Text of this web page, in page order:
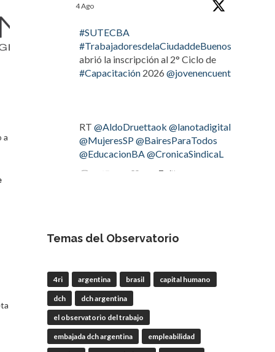
a
4 Ago
#SUTECBA
#TrabajadoresdelaCiudaddeBuenosAires
abrió la inscripción al 2° Ciclo de
#Capacitación 2026 @jovenencuentro
RT @AldoDruettaok @lanotadigital
@MujeresSP@BairesParaTodos
@EducacionBA@CronicaSindicaL
Twitter
#LaBancariarechazó la reforma de
la Carta Orgánica del#BCRA
RT@lanotadigital@La_Bancaria
Temas del Observatorio
4ri argentina brasil capital humano
dch dch argentina
el observatorio del trabajo
embajada dch argentina empleabilidad